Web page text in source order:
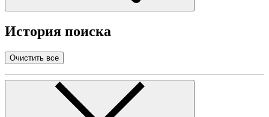
История поиска
Очистить все